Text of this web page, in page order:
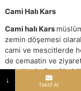
Cami Halı Kars
Cami halı Kars
zemin döşemesi
cami ve mescitlerde
de cemaatin ve
engellenir.Cami halı
içerisindeki diğer
↓
Teklif Al